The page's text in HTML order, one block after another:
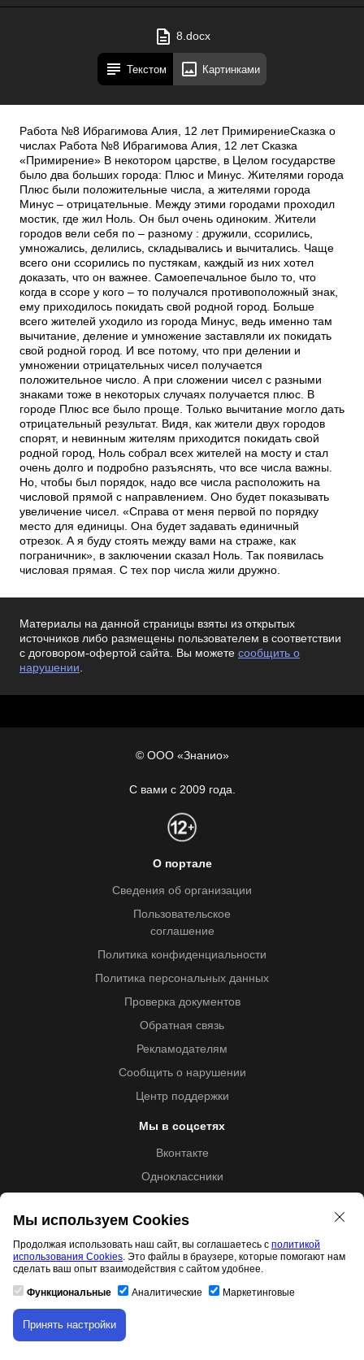
8.docx
Текстом Картинками
Работа №8 Ибрагимова Алия, 12 лет ПримирениеСказка о
числах Работа №8 Ибрагимова Алия, 12 лет Сказка
«Примирение» В некотором царстве, в Целом государстве
было два больших города: Плюс и Минус. Жителями города
Плюс были положительные числа, а жителями города
Минус – отрицательные. Между этими городами проходил
мостик, где жил Ноль. Он был очень одиноким. Жители
городов вели себя по – разному : дружили, ссорились,
умножались, делились, складывались и вычитались. Чаще
всего они ссорились по пустякам, каждый из них хотел
доказать, что он важнее. Самоепечальное было то, что
когда в ссоре у кого – то получался противоположный знак,
ему приходилось покидать свой родной город. Больше
всего жителей уходило из города Минус, ведь именно там
вычитание, деление и умножение заставляли их покидать
свой родной город. И все потому, что при делении и
умножении отрицательных чисел получается
положительное число. А при сложении чисел с разными
знаками тоже в некоторых случаях получается плюс. В
городе Плюс все было проще. Только вычитание могло дать
отрицательный результат. Видя, как жители двух городов
спорят, и невинным жителям приходится покидать свой
родной город, Ноль собрал всех жителей на мосту и стал
очень долго и подробно разъяснять, что все числа важны.
Но, чтобы был порядок, надо все числа расположить на
числовой прямой с направлением. Оно будет показывать
увеличение чисел. «Справа от меня первой по порядку
место для единицы. Она будет задавать единичный
отрезок. А я буду стоять между вами на страже, как
пограничник», в заключении сказал Ноль. Так появилась
числовая прямая. С тех пор числа жили дружно.
Материалы на данной страницы взяты из открытых
источников либо размещены пользователем в соответствии
с договором-офертой сайта. Вы можете сообщить о
нарушении.
Скачивание материала доступно только для
авторизованных пользователей.
© ООО «Знанио»
С вами с 2009 года.
О портале
Сведения об организации
Пользовательское
соглашение
Политика конфиденциальности
Политика персональных данных
Проверка документов
Обратная связь
Рекламодателям
Сообщить о нарушении
Центр поддержки
Мы в соцсетях
Вконтакте
Одноклассники
Образовательная лицензия №5257 от 09.09.2020 (Л035-
01253-67/00192487)
Свидетельство правообладателя товарного знака 11.01.2017
Мы используем Cookies
Продолжая использовать наш сайт, вы соглашаетесь с политикой
использования Cookies. Это файлы в браузере, которые помогают нам
сделать ваш опыт взаимодействия с сайтом удобнее.
Функциональные Аналитические Маркетинговые
Принять настройки